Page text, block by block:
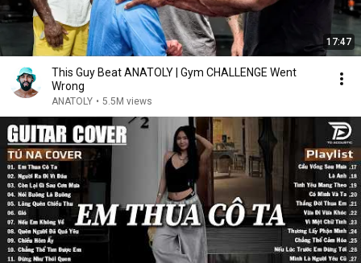
17:47
This Guy Beat ANATOLY | Gym CHALLENGE Went
Wrong
ANATOLY • 5.5M views